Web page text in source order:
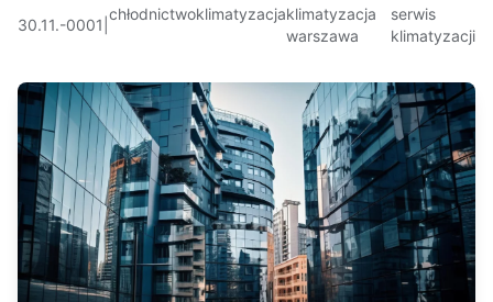
30.11.-0001
chłodnictwoklimatyzacjaklimatyzacja
warszawa
serwis
klimatyzacji